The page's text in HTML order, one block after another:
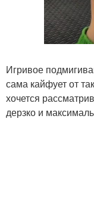
Игривое
сама кайфует от
хочется
дерзко и